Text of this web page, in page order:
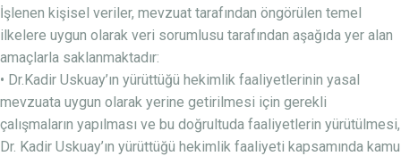
İşlenen kişisel veriler, mevzuat tarafından öngörülen temel
ilkelere uygun olarak veri sorumlusu tarafından aşağıda yer alan
amaçlarla saklanmaktadır:
• Dr.Kadir Uskuay’ın yürüttüğü hekimlik faaliyetlerinin yasal
mevzuata uygun olarak yerine getirilmesi için gerekli
çalışmaların yapılması ve bu doğrultuda faaliyetlerin yürütülmesi,
Dr. Kadir Uskuay’ın yürüttüğü hekimlik faaliyeti kapsamında kamu